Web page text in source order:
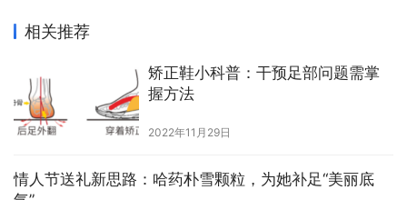
相关推荐
矫正鞋小科普：干预足部问题需掌
握方法
2022年11月29日
情人节送礼新思路：哈药朴雪颗粒，为她补足“美丽底